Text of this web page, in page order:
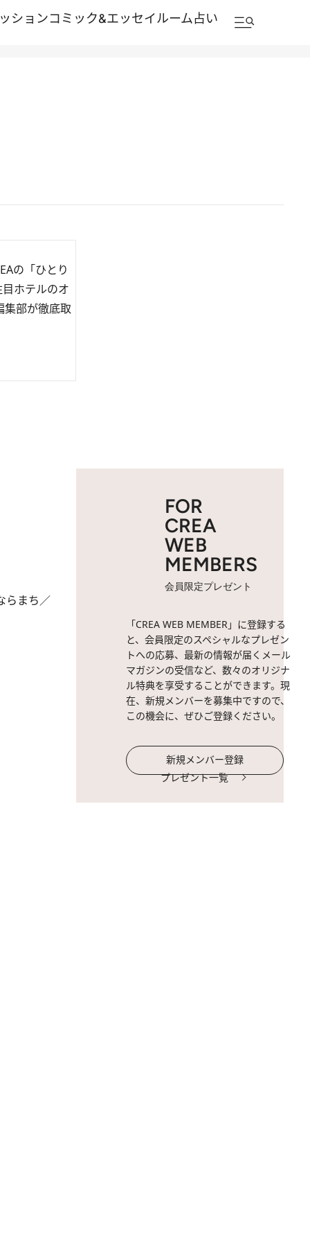
ションコミック&エッセイルーム占い
の「ひとり
ホテルのオ
集部が徹底取
らまち／
FOR
CREA
WEB
MEMBERS
会員限定プレゼント
「CREA WEB MEMBER」に登録する
と、会員限定のスペシャルなプレゼン
トへの応募、最新の情報が届くメール
マガジンの受信など、数々のオリジナ
ル特典を享受することができます。現
在、新規メンバーを募集中ですので、
この機会に、ぜひご登録ください。
新規メンバー登録
プレゼント一覧